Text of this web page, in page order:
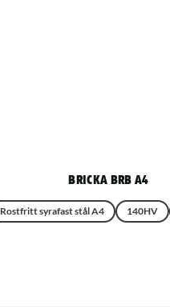
Bricka BRB A4
Rostfritt syrafast stål A4 140HV